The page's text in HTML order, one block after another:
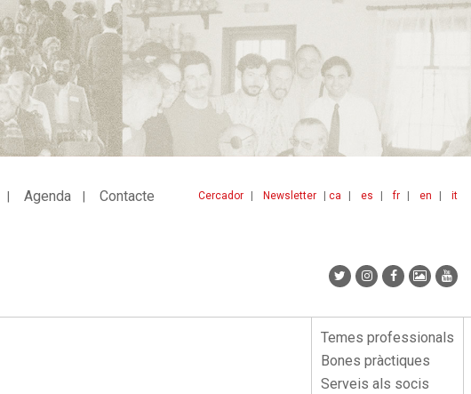
ca es fr en it
Cercador Newsletter
Agenda Contacte
Menu
lateral
Temes professionals
Bones pràctiques
Serveis als socis